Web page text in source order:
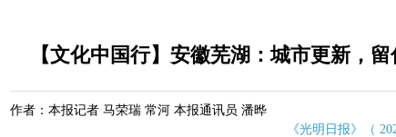
【文化中国行】安徽芜湖：城市更新，
作者：本报记者 马荣瑞 常河 本报通讯员 潘晔
《光明日报》（